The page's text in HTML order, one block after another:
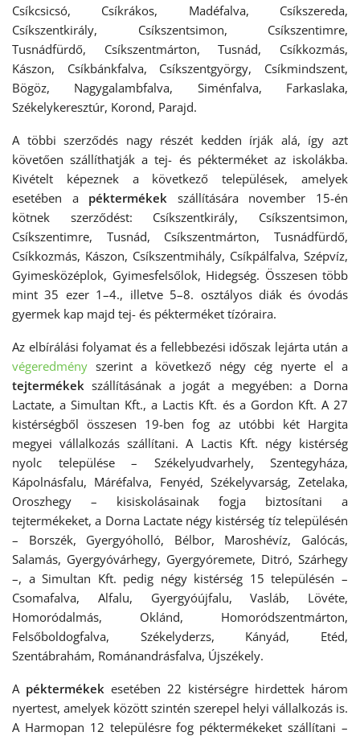
Csíkcsicsó, Csíkrákos, Madéfalva, Csíkszereda,
Csíkszentkirály, Csíkszentsimon, Csíkszentimre,
Tusnádfürdő, Csíkszentmárton, Tusnád, Csíkkozmás,
Kászon, Csíkbánkfalva, Csíkszentgyörgy, Csíkmindszent,
Bögöz, Nagygalambfalva, Siménfalva, Farkaslaka,
Székelykeresztúr, Korond, Parajd.
A többi szerződés nagy részét kedden írják alá, így azt
követően szállíthatják a tej- és pékterméket az iskolákba.
Kivételt képeznek a következő települések, amelyek
esetében a péktermékek szállítására november 15-én
kötnek szerződést: Csíkszentkirály, Csíkszentsimon,
Csíkszentimre, Tusnád, Csíkszentmárton, Tusnádfürdő,
Csíkkozmás, Kászon, Csíkszentmihály, Csíkpálfalva, Szépvíz,
Gyimesközéplok, Gyimesfelsőlok, Hidegség. Összesen több
mint 35 ezer 1–4., illetve 5–8. osztályos diák és óvodás
gyermek kap majd tej- és pékterméket tízóraira.
Az elbírálási folyamat és a fellebbezési időszak lejárta után a
végeredmény szerint a következő négy cég nyerte el a
tejtermékek szállításának a jogát a megyében: a Dorna
Lactate, a Simultan Kft., a Lactis Kft. és a Gordon Kft. A 27
kistérségből összesen 19-ben fog az utóbbi két Hargita
megyei vállalkozás szállítani. A Lactis Kft. négy kistérség
nyolc települése – Székelyudvarhely, Szentegyháza,
Kápolnásfalu, Máréfalva, Fenyéd, Székelyvarság, Zetelaka,
Oroszhegy – kisiskolásainak fogja biztosítani a
tejtermékeket, a Dorna Lactate négy kistérség tíz településén
– Borszék, Gyergyóholló, Bélbor, Maroshévíz, Galócás,
Salamás, Gyergyóvárhegy, Gyergyóremete, Ditró, Szárhegy
–, a Simultan Kft. pedig négy kistérség 15 településén –
Csomafalva, Alfalu, Gyergyóújfalu, Vasláb, Lövéte,
Homoródalmás, Oklánd, Homoródszentmárton,
Felsőboldogfalva, Székelyderzs, Kányád, Etéd,
Szentábrahám, Románandrásfalva, Újszékely.
A péktermékek esetében 22 kistérségre hirdettek három
nyertest, amelyek között szintén szerepel helyi vállalkozás is.
A Harmopan 12 településre fog péktermékeket szállítani –